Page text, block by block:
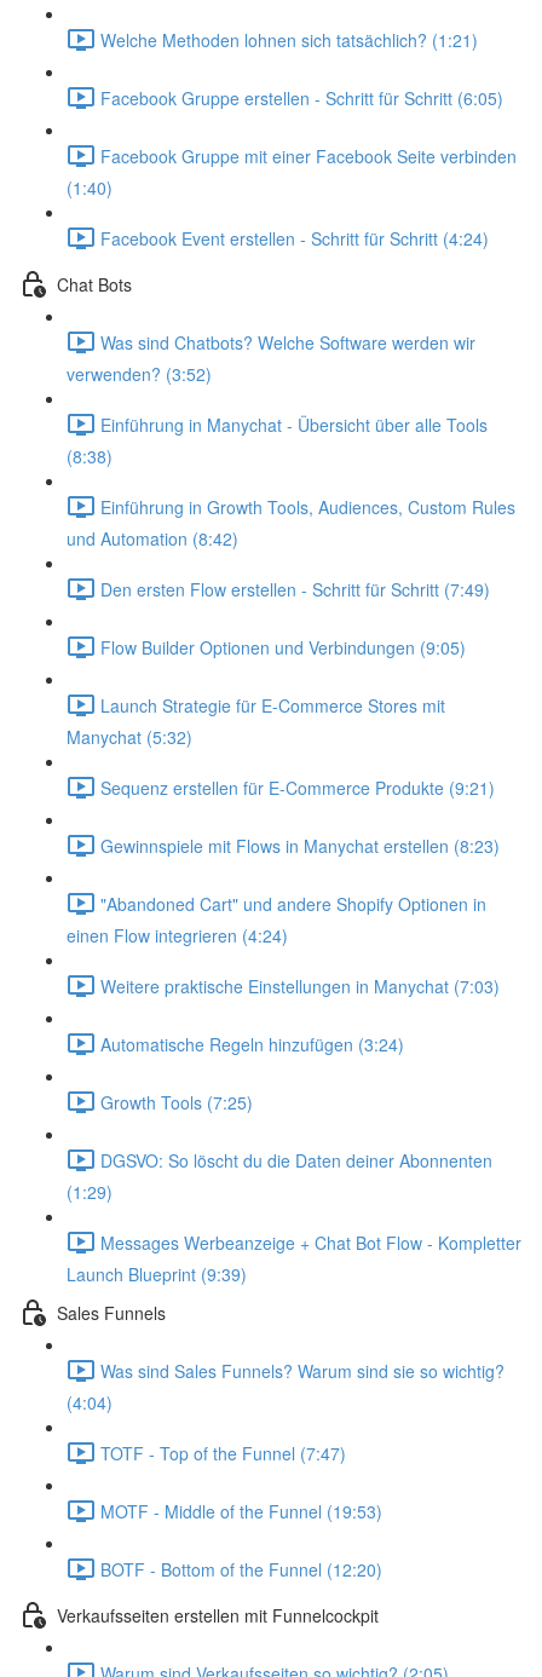
Welche Methoden lohnen sich tatsächlich? (1:21)
Facebook Gruppe erstellen - Schritt für Schritt (6:05)
Facebook Gruppe mit einer Facebook Seite verbinden
(1:40)
Facebook Event erstellen - Schritt für Schritt (4:24)
Chat Bots
Was sind Chatbots? Welche Software werden wir
verwenden? (3:52)
Einführung in Manychat - Übersicht über alle Tools
(8:38)
Einführung in Growth Tools, Audiences, Custom Rules
und Automation (8:42)
Den ersten Flow erstellen - Schritt für Schritt (7:49)
Flow Builder Optionen und Verbindungen (9:05)
Launch Strategie für E-Commerce Stores mit
Manychat (5:32)
Sequenz erstellen für E-Commerce Produkte (9:21)
Gewinnspiele mit Flows in Manychat erstellen (8:23)
"Abandoned Cart" und andere Shopify Optionen in
einen Flow integrieren (4:24)
Weitere praktische Einstellungen in Manychat (7:03)
Automatische Regeln hinzufügen (3:24)
Growth Tools (7:25)
DGSVO: So löscht du die Daten deiner Abonnenten
(1:29)
Messages Werbeanzeige + Chat Bot Flow - Kompletter
Launch Blueprint (9:39)
Sales Funnels
Was sind Sales Funnels? Warum sind sie so wichtig?
(4:04)
TOTF - Top of the Funnel (7:47)
MOTF - Middle of the Funnel (19:53)
BOTF - Bottom of the Funnel (12:20)
Verkaufsseiten erstellen mit Funnelcockpit